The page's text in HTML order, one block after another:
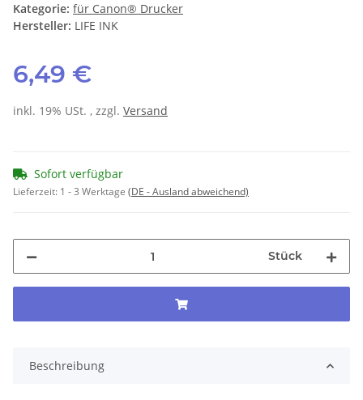
Kategorie: für Canon® Drucker
Hersteller: LIFE INK
6,49 €
inkl. 19% USt. , zzgl. Versand
Sofort verfügbar
Lieferzeit: 1 - 3 Werktage (DE - Ausland abweichend)
Stück
Beschreibung